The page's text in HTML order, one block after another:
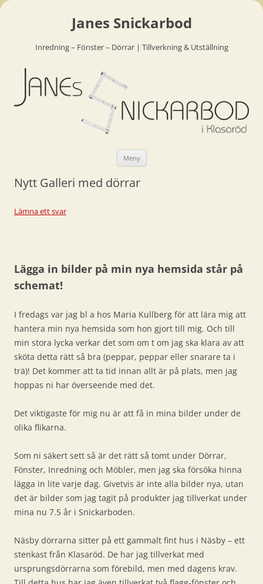
Janes Snickarbod
Inredning – Fönster – Dörrar | Tillverkning & Utställning
Meny Hoppa
Nytt Galleri med dörrar
Lämna ett svar
Lägga in bilder på min nya hemsida står på
schemat!
I fredags var jag bl a hos Maria Kullberg för att lära mig att
hantera min nya hemsida som hon gjort till mig. Och till
min stora lycka verkar det som om t om jag ska klara av att
sköta detta rätt så bra (peppar, peppar eller snarare ta i
trä)! Det kommer att ta tid innan allt är på plats, men jag
hoppas ni har överseende med det.
Det viktigaste för mig nu är att få in mina bilder under de
olika flikarna.
Som ni säkert sett så är det rätt så tomt under Dörrar,
Fönster, Inredning och Möbler, men jag ska försöka hinna
lägga in lite varje dag. Givetvis är inte alla bilder nya, utan
det är bilder som jag tagit på produkter jag tillverkat under
mina nu 7.5 år i Snickarboden.
Näsby dörrarna sitter på ett gammalt fint hus i Näsby – ett
stenkast från Klasaröd. De har jag tillverkat med
ursprungsdörrarna som förebild, men med dagens krav.